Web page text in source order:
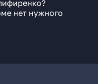
нет нужного